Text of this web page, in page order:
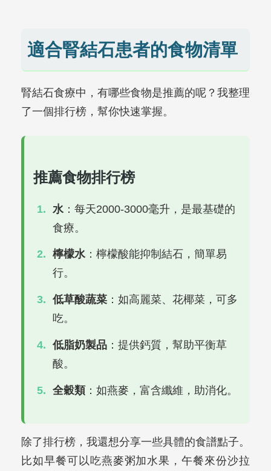
適合腎結石患者的食物清單
腎結石食療中，有哪些食物是推薦的呢？我整理
了一個排行榜，幫你快速掌握。
推薦食物排行榜
水 ：每天2000-3000毫升，是最基礎的
食療。
檸檬水 ：檸檬酸能抑制結石，簡單易
行。
低草酸蔬菜 ：如高麗菜、花椰菜，可多
吃。
低脂奶製品 ：提供鈣質，幫助平衡草
酸。
全穀類：如燕麥，富含纖維，助消化。
除了排行榜，我還想分享一些具體的食譜點子。
比如早餐可以吃燕麥粥加水果，午餐來份沙拉